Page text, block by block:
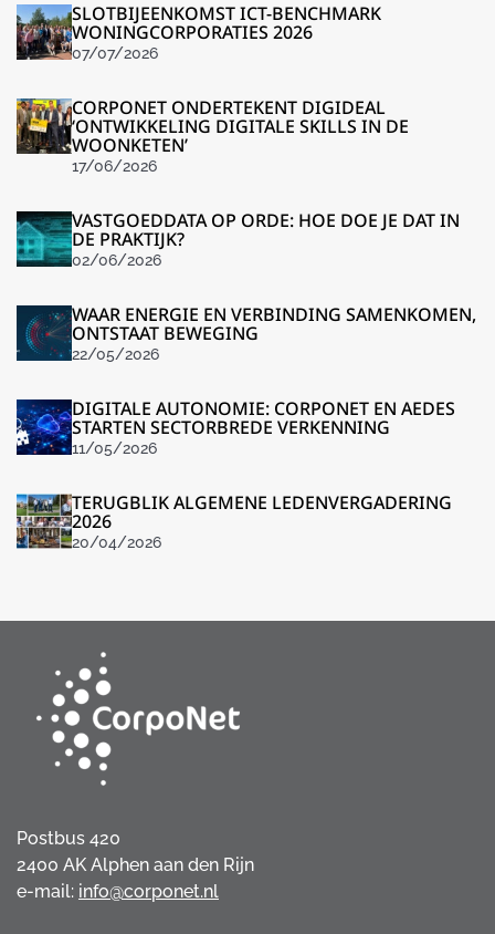
SLOTBIJEENKOMST ICT-BENCHMARK
WONINGCORPORATIES 2026
07/07/2026
CORPONET ONDERTEKENT DIGIDEAL
‘ONTWIKKELING DIGITALE SKILLS IN DE
WOONKETEN’
17/06/2026
VASTGOEDDATA OP ORDE: HOE DOE JE DAT IN
DE PRAKTIJK?
02/06/2026
WAAR ENERGIE EN VERBINDING SAMENKOMEN,
ONTSTAAT BEWEGING
22/05/2026
DIGITALE AUTONOMIE: CORPONET EN AEDES
STARTEN SECTORBREDE VERKENNING
11/05/2026
TERUGBLIK ALGEMENE LEDENVERGADERING
2026
20/04/2026
Postbus 420
2400 AK Alphen aan den Rijn
e-mail: info@corponet.nl